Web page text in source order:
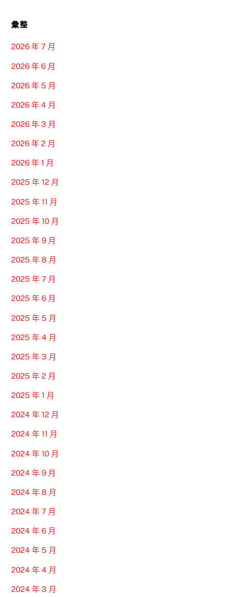
彙整
2026 年 7 月
2026 年 6 月
2026 年 5 月
2026 年 4 月
2026 年 3 月
2026 年 2 月
2026 年 1 月
2025 年 12 月
2025 年 11 月
2025 年 10 月
2025 年 9 月
2025 年 8 月
2025 年 7 月
2025 年 6 月
2025 年 5 月
2025 年 4 月
2025 年 3 月
2025 年 2 月
2025 年 1 月
2024 年 12 月
2024 年 11 月
2024 年 10 月
2024 年 9 月
2024 年 8 月
2024 年 7 月
2024 年 6 月
2024 年 5 月
2024 年 4 月
2024 年 3 月